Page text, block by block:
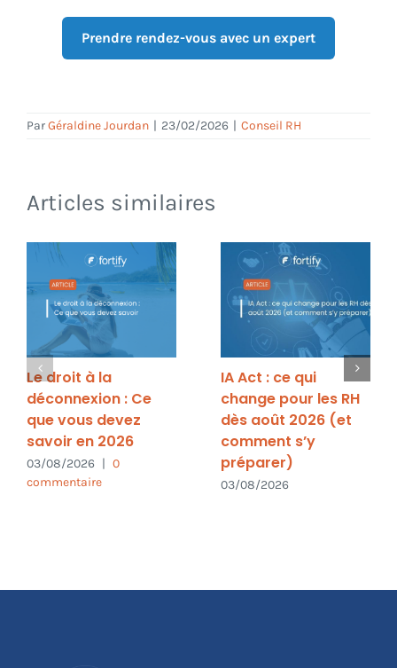
Prendre rendez-vous avec un expert
ParGéraldine Jourdan | 23/02/2026 | Conseil RH
Articles similaires
Le droit à la
déconnexion : Ce
que vous devez
savoir en 2026
03/08/2026 | 0
commentaire
IA Act : ce qui
change pour les RH
dès août 2026 (et
comment s’y
préparer)
03/08/2026